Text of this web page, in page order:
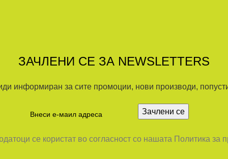
ЗАЧЛЕНИ СЕ ЗА NEWSLETTERS
информиран за сите промоции, нови производи,
се користат во согласност со нашата Политика за